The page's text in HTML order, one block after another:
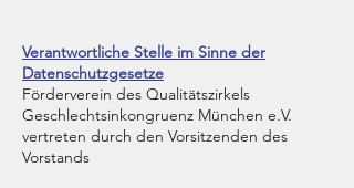
Verantwortliche Stelle im Sinne der
Datenschutzgesetze
Förderverein des Qualitätszirkels
Geschlechtsinkongruenz München e.V.
vertreten durch den Vorsitzenden des
Vorstands